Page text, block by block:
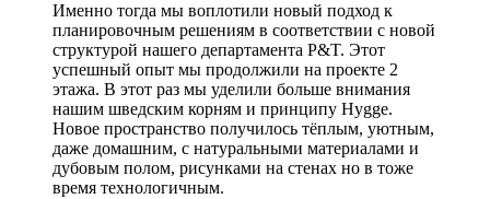
Именно тогда мы воплотили новый подход к
планировочным решениям в соответствии с новой
структурой нашего департамента P&T. Этот
успешный опыт мы продолжили на проекте 2
этажа. В этот раз мы уделили больше внимания
нашим шведским корням и принципу Hygge.
Новое пространство получилось тёплым, уютным,
даже домашним, с натуральными материалами и
дубовым полом, рисунками на стенах но в тоже
время технологичным.